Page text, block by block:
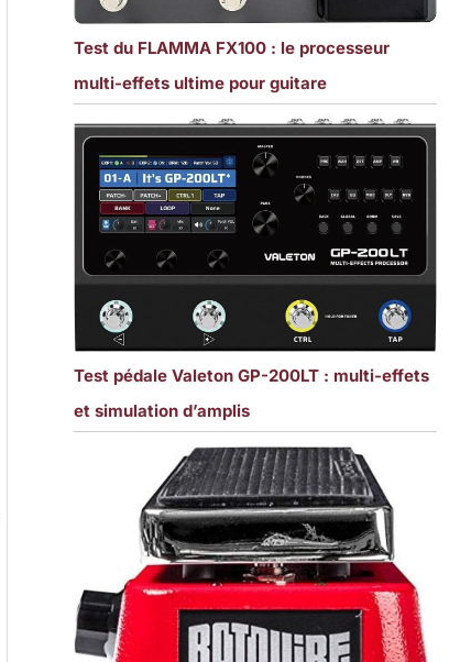
Test du FLAMMA FX100 : le processeur
multi-effets ultime pour guitare
Test pédale Valeton GP-200LT : multi-effets
et simulation d’amplis